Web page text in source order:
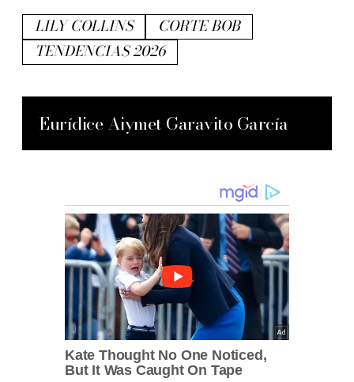
LILY COLLINS
CORTE BOB
TENDENCIAS 2026
Eurídice Aiymet Garavito García